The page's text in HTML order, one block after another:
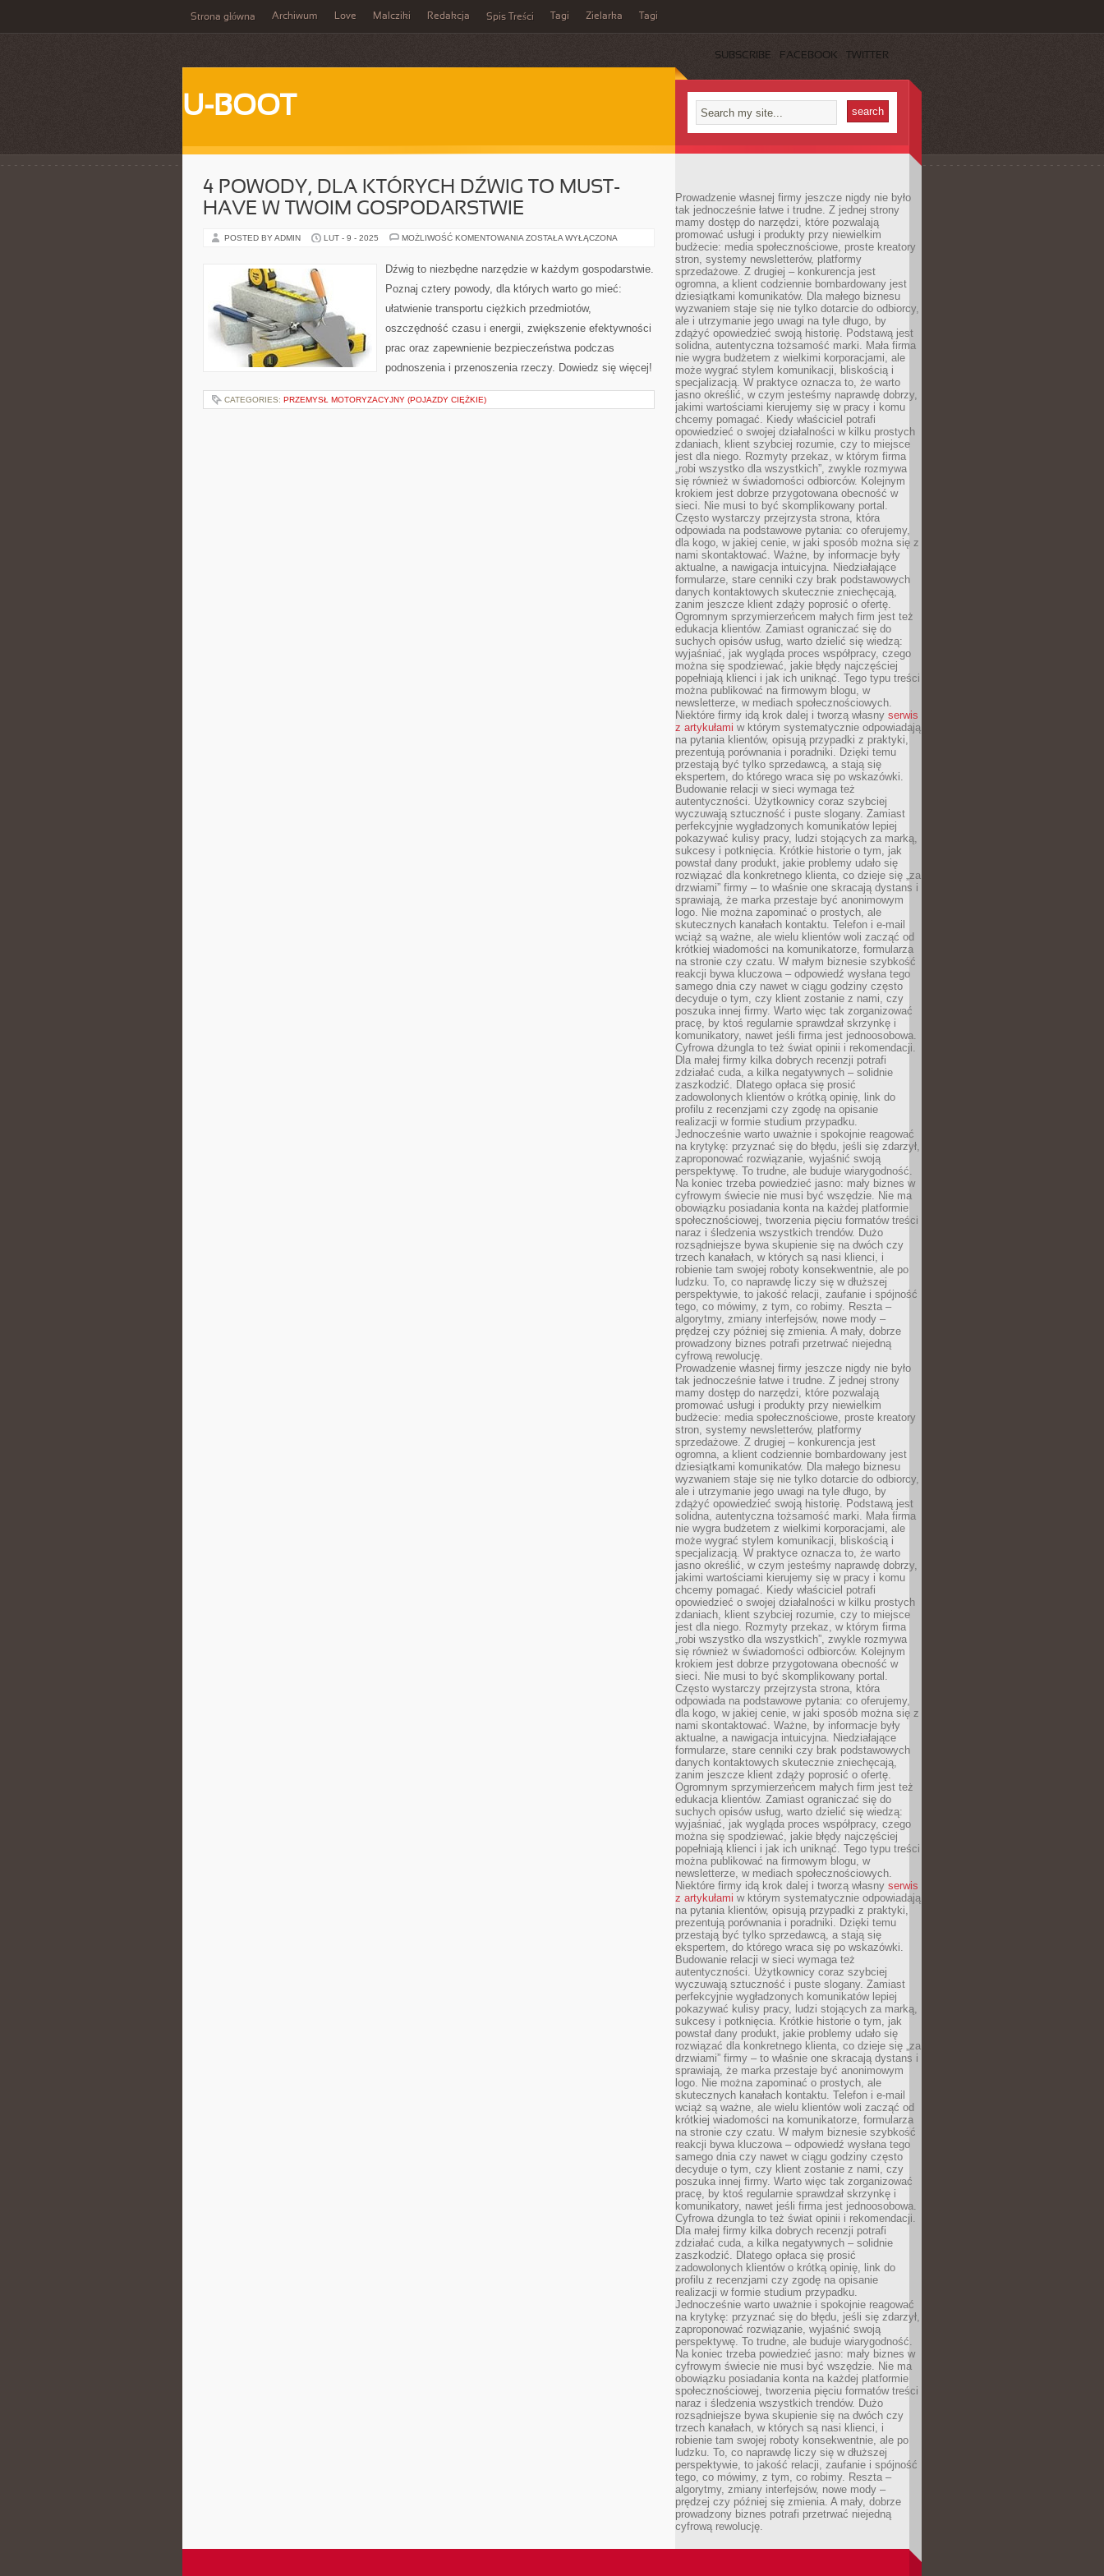
Strona główna Archiwum Love Malcziki Redakcja Spis Treści Tagi Zielarka Tagi
SUBSCRIBE FACEBOOK TWITTER
U-BOOT
4 POWODY, DLA KTÓRYCH DŹWIG TO MUST-
HAVE W TWOIM GOSPODARSTWIE
POSTED BY ADMIN LUT - 9 - 2025 MOŻLIWOŚĆ KOMENTOWANIA 4
KTÓRYCH
DŹWIG
MUST-
W
GOSPODARSTWIE
ZOSTAŁA WYŁĄCZONA
Dźwig to niezbędne narzędzie w każdym gospodarstwie.
Poznaj cztery powody, dla których warto go mieć:
ułatwienie transportu ciężkich przedmiotów,
oszczędność czasu i energii, zwiększenie efektywności
prac oraz zapewnienie bezpieczeństwa podczas
podnoszenia i przenoszenia rzeczy. Dowiedz się więcej!
CATEGORIES: PRZEMYSŁ MOTORYZACYJNY (POJAZDY CIĘŻKIE)
Prowadzenie własnej firmy jeszcze nigdy nie było
tak jednocześnie łatwe i trudne. Z jednej strony
mamy dostęp do narzędzi, które pozwalają
promować usługi i produkty przy niewielkim
budżecie: media społecznościowe, proste kreatory
stron, systemy newsletterów, platformy
sprzedażowe. Z drugiej – konkurencja jest
ogromna, a klient codziennie bombardowany jest
dziesiątkami komunikatów. Dla małego biznesu
wyzwaniem staje się nie tylko dotarcie do odbiorcy,
ale i utrzymanie jego uwagi na tyle długo, by
zdążyć opowiedzieć swoją historię. Podstawą jest
solidna, autentyczna tożsamość marki. Mała firma
nie wygra budżetem z wielkimi korporacjami, ale
może wygrać stylem komunikacji, bliskością i
specjalizacją. W praktyce oznacza to, że warto
jasno określić, w czym jesteśmy naprawdę dobrzy,
jakimi wartościami kierujemy się w pracy i komu
chcemy pomagać. Kiedy właściciel potrafi
opowiedzieć o swojej działalności w kilku prostych
zdaniach, klient szybciej rozumie, czy to miejsce
jest dla niego. Rozmyty przekaz, w którym firma
„robi wszystko dla wszystkich”, zwykle rozmywa
się również w świadomości odbiorców. Kolejnym
krokiem jest dobrze przygotowana obecność w
sieci. Nie musi to być skomplikowany portal.
Często wystarczy przejrzysta strona, która
odpowiada na podstawowe pytania: co oferujemy,
dla kogo, w jakiej cenie, w jaki sposób można się z
nami skontaktować. Ważne, by informacje były
aktualne, a nawigacja intuicyjna. Niedziałające
formularze, stare cenniki czy brak podstawowych
danych kontaktowych skutecznie zniechęcają,
zanim jeszcze klient zdąży poprosić o ofertę.
Ogromnym sprzymierzeńcem małych firm jest też
edukacja klientów. Zamiast ograniczać się do
suchych opisów usług, warto dzielić się wiedzą:
wyjaśniać, jak wygląda proces współpracy, czego
można się spodziewać, jakie błędy najczęściej
popełniają klienci i jak ich uniknąć. Tego typu treści
można publikować na firmowym blogu, w
newsletterze, w mediach społecznościowych.
Niektóre firmy idą krok dalej i tworzą własny serwis
z artykułami w którym systematycznie odpowiadają
na pytania klientów, opisują przypadki z praktyki,
prezentują porównania i poradniki. Dzięki temu
przestają być tylko sprzedawcą, a stają się
ekspertem, do którego wraca się po wskazówki.
Budowanie relacji w sieci wymaga też
autentyczności. Użytkownicy coraz szybciej
wyczuwają sztuczność i puste slogany. Zamiast
perfekcyjnie wygładzonych komunikatów lepiej
pokazywać kulisy pracy, ludzi stojących za marką,
sukcesy i potknięcia. Krótkie historie o tym, jak
powstał dany produkt, jakie problemy udało się
rozwiązać dla konkretnego klienta, co dzieje się „za
drzwiami” firmy – to właśnie one skracają dystans i
sprawiają, że marka przestaje być anonimowym
logo. Nie można zapominać o prostych, ale
skutecznych kanałach kontaktu. Telefon i e-mail
wciąż są ważne, ale wielu klientów woli zacząć od
krótkiej wiadomości na komunikatorze, formularza
na stronie czy czatu. W małym biznesie szybkość
reakcji bywa kluczowa – odpowiedź wysłana tego
samego dnia czy nawet w ciągu godziny często
decyduje o tym, czy klient zostanie z nami, czy
poszuka innej firmy. Warto więc tak zorganizować
pracę, by ktoś regularnie sprawdzał skrzynkę i
komunikatory, nawet jeśli firma jest jednoosobowa.
Cyfrowa dżungla to też świat opinii i rekomendacji.
Dla małej firmy kilka dobrych recenzji potrafi
zdziałać cuda, a kilka negatywnych – solidnie
zaszkodzić. Dlatego opłaca się prosić
zadowolonych klientów o krótką opinię, link do
profilu z recenzjami czy zgodę na opisanie
realizacji w formie studium przypadku.
Jednocześnie warto uważnie i spokojnie reagować
na krytykę: przyznać się do błędu, jeśli się zdarzył,
zaproponować rozwiązanie, wyjaśnić swoją
perspektywę. To trudne, ale buduje wiarygodność.
Na koniec trzeba powiedzieć jasno: mały biznes w
cyfrowym świecie nie musi być wszędzie. Nie ma
obowiązku posiadania konta na każdej platformie
społecznościowej, tworzenia pięciu formatów treści
naraz i śledzenia wszystkich trendów. Dużo
rozsądniejsze bywa skupienie się na dwóch czy
trzech kanałach, w których są nasi klienci, i
robienie tam swojej roboty konsekwentnie, ale po
ludzku. To, co naprawdę liczy się w dłuższej
perspektywie, to jakość relacji, zaufanie i spójność
tego, co mówimy, z tym, co robimy. Reszta –
algorytmy, zmiany interfejsów, nowe mody –
prędzej czy później się zmienia. A mały, dobrze
prowadzony biznes potrafi przetrwać niejedną
cyfrową rewolucję.
Prowadzenie własnej firmy jeszcze nigdy nie było
tak jednocześnie łatwe i trudne. Z jednej strony
mamy dostęp do narzędzi, które pozwalają
promować usługi i produkty przy niewielkim
budżecie: media społecznościowe, proste kreatory
stron, systemy newsletterów, platformy
sprzedażowe. Z drugiej – konkurencja jest
ogromna, a klient codziennie bombardowany jest
dziesiątkami komunikatów. Dla małego biznesu
wyzwaniem staje się nie tylko dotarcie do odbiorcy,
ale i utrzymanie jego uwagi na tyle długo, by
zdążyć opowiedzieć swoją historię. Podstawą jest
solidna, autentyczna tożsamość marki. Mała firma
nie wygra budżetem z wielkimi korporacjami, ale
może wygrać stylem komunikacji, bliskością i
specjalizacją. W praktyce oznacza to, że warto
jasno określić, w czym jesteśmy naprawdę dobrzy,
jakimi wartościami kierujemy się w pracy i komu
chcemy pomagać. Kiedy właściciel potrafi
opowiedzieć o swojej działalności w kilku prostych
zdaniach, klient szybciej rozumie, czy to miejsce
jest dla niego. Rozmyty przekaz, w którym firma
„robi wszystko dla wszystkich”, zwykle rozmywa
się również w świadomości odbiorców. Kolejnym
krokiem jest dobrze przygotowana obecność w
sieci. Nie musi to być skomplikowany portal.
Często wystarczy przejrzysta strona, która
odpowiada na podstawowe pytania: co oferujemy,
dla kogo, w jakiej cenie, w jaki sposób można się z
nami skontaktować. Ważne, by informacje były
aktualne, a nawigacja intuicyjna. Niedziałające
formularze, stare cenniki czy brak podstawowych
danych kontaktowych skutecznie zniechęcają,
zanim jeszcze klient zdąży poprosić o ofertę.
Ogromnym sprzymierzeńcem małych firm jest też
edukacja klientów. Zamiast ograniczać się do
suchych opisów usług, warto dzielić się wiedzą:
wyjaśniać, jak wygląda proces współpracy, czego
można się spodziewać, jakie błędy najczęściej
popełniają klienci i jak ich uniknąć. Tego typu treści
można publikować na firmowym blogu, w
newsletterze, w mediach społecznościowych.
Niektóre firmy idą krok dalej i tworzą własny serwis
z artykułami w którym systematycznie odpowiadają
na pytania klientów, opisują przypadki z praktyki,
prezentują porównania i poradniki. Dzięki temu
przestają być tylko sprzedawcą, a stają się
ekspertem, do którego wraca się po wskazówki.
Budowanie relacji w sieci wymaga też
autentyczności. Użytkownicy coraz szybciej
wyczuwają sztuczność i puste slogany. Zamiast
perfekcyjnie wygładzonych komunikatów lepiej
pokazywać kulisy pracy, ludzi stojących za marką,
sukcesy i potknięcia. Krótkie historie o tym, jak
powstał dany produkt, jakie problemy udało się
rozwiązać dla konkretnego klienta, co dzieje się „za
drzwiami” firmy – to właśnie one skracają dystans i
sprawiają, że marka przestaje być anonimowym
logo. Nie można zapominać o prostych, ale
skutecznych kanałach kontaktu. Telefon i e-mail
wciąż są ważne, ale wielu klientów woli zacząć od
krótkiej wiadomości na komunikatorze, formularza
na stronie czy czatu. W małym biznesie szybkość
reakcji bywa kluczowa – odpowiedź wysłana tego
samego dnia czy nawet w ciągu godziny często
decyduje o tym, czy klient zostanie z nami, czy
poszuka innej firmy. Warto więc tak zorganizować
pracę, by ktoś regularnie sprawdzał skrzynkę i
komunikatory, nawet jeśli firma jest jednoosobowa.
Cyfrowa dżungla to też świat opinii i rekomendacji.
Dla małej firmy kilka dobrych recenzji potrafi
zdziałać cuda, a kilka negatywnych – solidnie
zaszkodzić. Dlatego opłaca się prosić
zadowolonych klientów o krótką opinię, link do
profilu z recenzjami czy zgodę na opisanie
realizacji w formie studium przypadku.
Jednocześnie warto uważnie i spokojnie reagować
na krytykę: przyznać się do błędu, jeśli się zdarzył,
zaproponować rozwiązanie, wyjaśnić swoją
perspektywę. To trudne, ale buduje wiarygodność.
Na koniec trzeba powiedzieć jasno: mały biznes w
cyfrowym świecie nie musi być wszędzie. Nie ma
obowiązku posiadania konta na każdej platformie
społecznościowej, tworzenia pięciu formatów treści
naraz i śledzenia wszystkich trendów. Dużo
rozsądniejsze bywa skupienie się na dwóch czy
trzech kanałach, w których są nasi klienci, i
robienie tam swojej roboty konsekwentnie, ale po
ludzku. To, co naprawdę liczy się w dłuższej
perspektywie, to jakość relacji, zaufanie i spójność
tego, co mówimy, z tym, co robimy. Reszta –
algorytmy, zmiany interfejsów, nowe mody –
prędzej czy później się zmienia. A mały, dobrze
prowadzony biznes potrafi przetrwać niejedną
cyfrową rewolucję.